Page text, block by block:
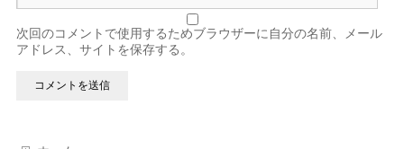
次回のコメントで使用するためブラウザーに自分の名前、メール
アドレス、サイトを保存する。